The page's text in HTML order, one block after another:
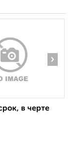
›
в черте